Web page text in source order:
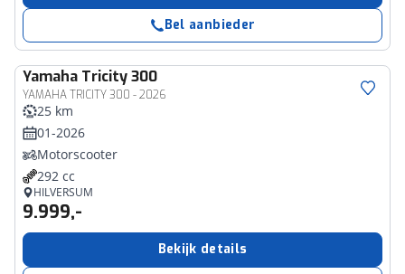
Bel aanbieder
Yamaha Tricity 300
YAMAHA TRICITY 300 - 2026
25 km
01-2026
Motorscooter
292 cc
HILVERSUM
9.999,-
Bekijk details